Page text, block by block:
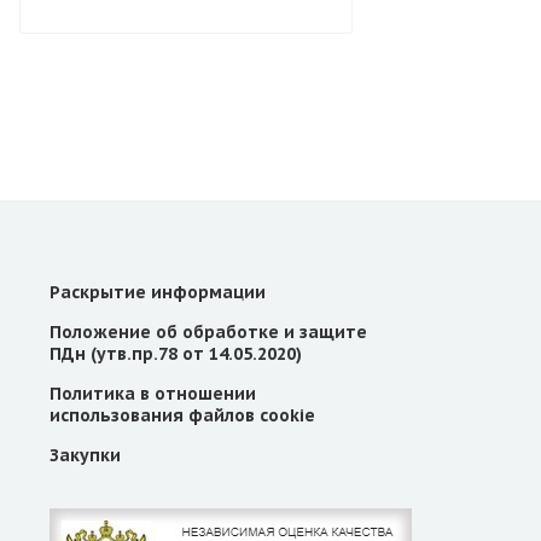
Раскрытие информации
Положение об обработке и защите
ПДн (утв.пр.78 от 14.05.2020)
Политика в отношении
использования файлов cookie
Закупки